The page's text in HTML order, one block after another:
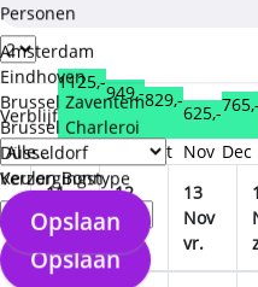
Personen
Verblijf
Verzorgingstype
Opslaan
Amsterdam
Eindhoven
Brussel Zaventem
Brussel Charleroi
Düsseldorf
Keulen Bonn
Opslaan
2026
1125,-
Aug
949,-829,-
Okt
625,-
Nov
765,-
Dec
11
Nov
wo.
12
Nov
do.
13
Nov
vr.